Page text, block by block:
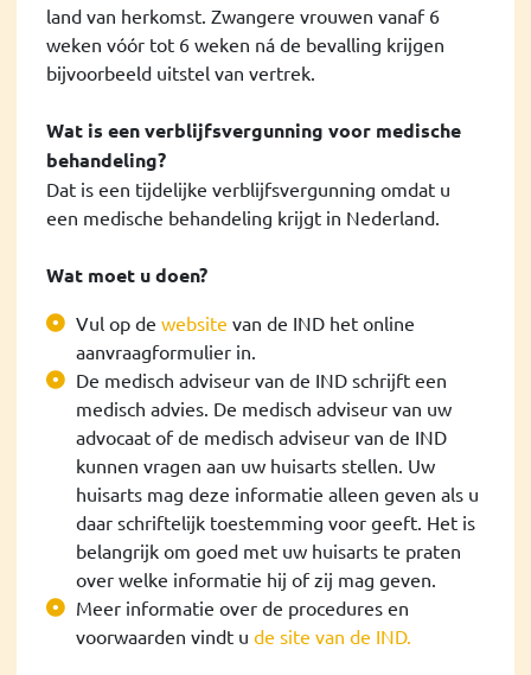
land van herkomst. Zwangere vrouwen vanaf 6
weken vóór tot 6 weken ná de bevalling krijgen
bijvoorbeeld uitstel van vertrek.
Wat is een verblijfsvergunning voor medische
behandeling?
Dat is een tijdelijke verblijfsvergunning omdat u
een medische behandeling krijgt in Nederland.
Wat moet u doen?
Vul op de website van de IND het online
aanvraagformulier in.
De medisch adviseur van de IND schrijft een
medisch advies. De medisch adviseur van uw
advocaat of de medisch adviseur van de IND
kunnen vragen aan uw huisarts stellen. Uw
huisarts mag deze informatie alleen geven als u
daar schriftelijk toestemming voor geeft. Het is
belangrijk om goed met uw huisarts te praten
over welke informatie hij of zij mag geven.
Meer informatie over de procedures en
voorwaarden vindt u de site van de IND.